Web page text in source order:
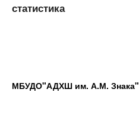
статистика
МБУДО"АДХШ им. А.М. Знака"